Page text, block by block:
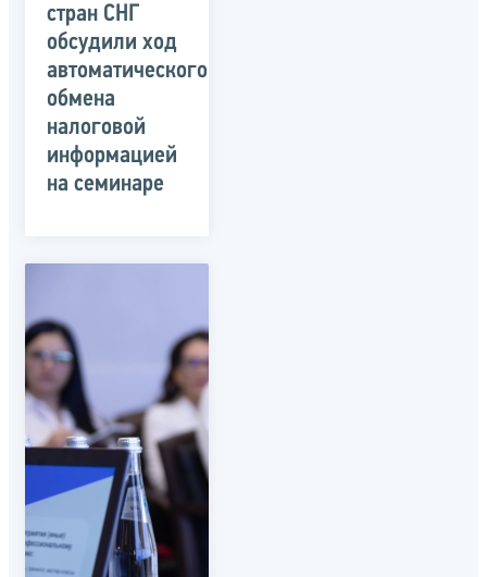
стран СНГ
обсудили ход
автоматического
обмена
налоговой
информацией
на семинаре